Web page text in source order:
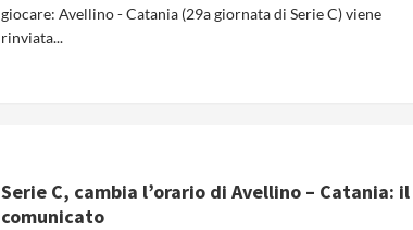
giocare: Avellino - Catania (29a giornata di Serie C) viene
rinviata...
Serie C, cambia l’orario di Avellino – Catania: il
comunicato